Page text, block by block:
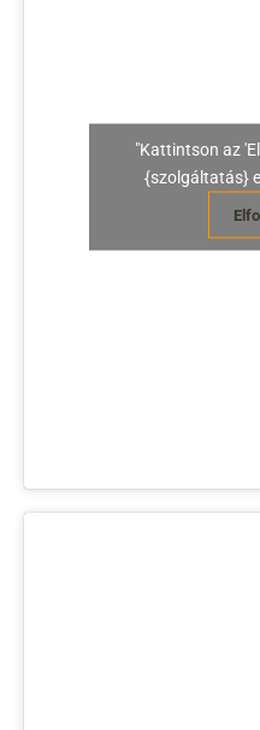
"Kattintson az
{szolgáltatás}